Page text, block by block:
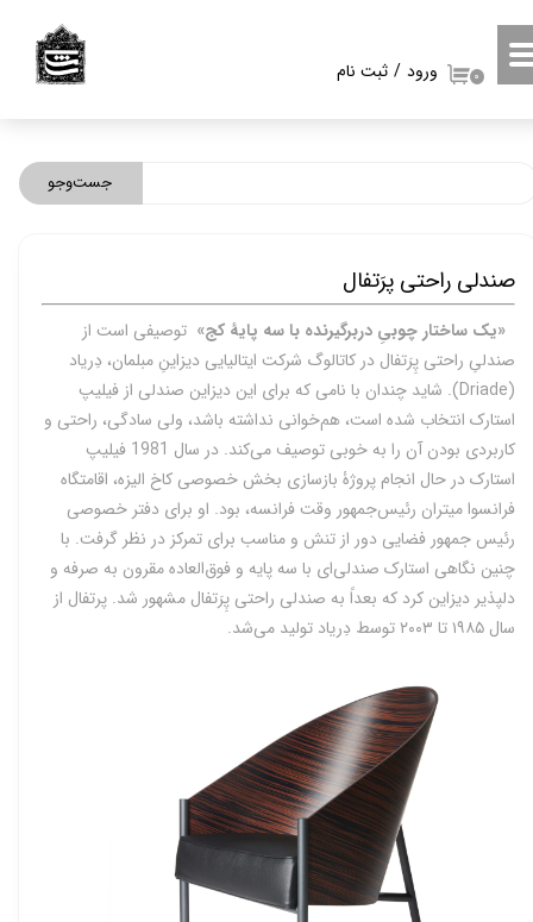
ورود / ثبت نام
حساب کاربری من
۰
صندلی راحتی پرَتفال
«یک ساختار چوبیِ دربرگیرنده با سه پایۀ کج» توصیفی است از
صندلیِ راحتی پِرَتفال در کاتالوگ شرکت ایتالیایی دیزاینِ مبلمان، دِریاد
(
Driade). شاید چندان با نامی که برای این دیزاین صندلی از فیلیپ
استارک انتخاب شده است، هم‌خوانی نداشته باشد، ولی سادگی، راحتی و
کاربردی بودن آن را به خوبی توصیف می‌کند. در سال 1981 فیلیپ
استارک در حال انجام پروژۀ بازسازی بخش خصوصی کاخ الیزه، اقامتگاه
فرانسوا میتران رئیس‌جمهور وقت فرانسه، بود. او برای دفتر خصوصی
رئیس جمهور فضایی دور از تنش و مناسب برای تمرکز در نظر گرفت. با
چنین نگاهی استارک صندلی‌ای با سه پایه و فوق‌العاده مقرون به صرفه و
دلپذیر دیزاین کرد که بعداً به صندلی راحتی پِرَتفال مشهور شد. پرتفال از
سال ۱۹۸۵ تا ۲۰۰۳ توسط دِریاد تولید می‌‌شد.
جست‌وجو